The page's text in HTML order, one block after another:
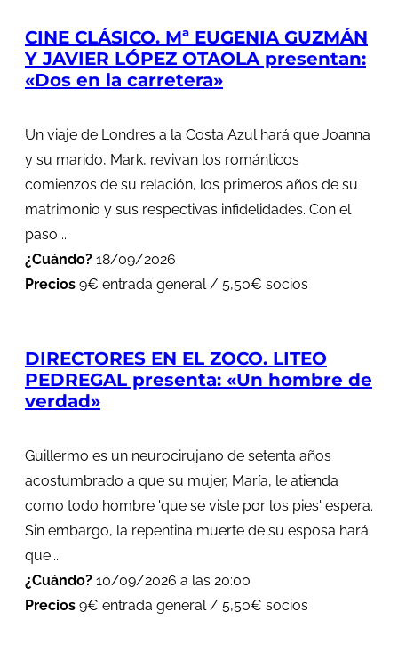
CINE CLÁSICO. Mª EUGENIA GUZMÁN
Y JAVIER LÓPEZ OTAOLA presentan:
«Dos en la carretera»
Un viaje de Londres a la Costa Azul hará que Joanna
y su marido, Mark, revivan los románticos
comienzos de su relación, los primeros años de su
matrimonio y sus respectivas infidelidades. Con el
paso ...
¿Cuándo? 18/09/2026
Precios 9€ entrada general / 5,50€ socios
DIRECTORES EN EL ZOCO. LITEO
PEDREGAL presenta: «Un hombre de
verdad»
Guillermo es un neurocirujano de setenta años
acostumbrado a que su mujer, María, le atienda
como todo hombre 'que se viste por los pies' espera.
Sin embargo, la repentina muerte de su esposa hará
que...
¿Cuándo? 10/09/2026 a las 20:00
Precios 9€ entrada general / 5,50€ socios